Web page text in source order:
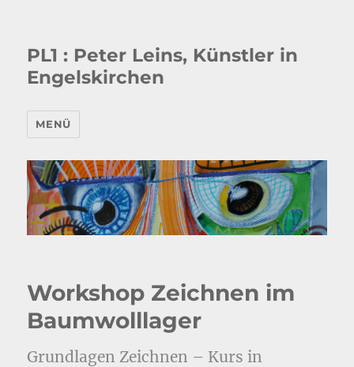
PL1 : Peter Leins, Künstler in
Engelskirchen
MENÜ
Workshop Zeichnen im
Baumwolllager
Grundlagen Zeichnen – Kurs in